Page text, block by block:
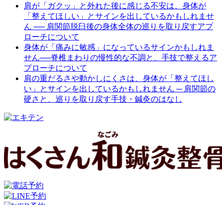
肩が「ガクッ」と外れた後に感じる不安は、身体が
「整えてほしい」とサインを出しているかもしれませ
ん ── 肩関節脱臼後の身体全体の巡りを取り戻すアプ
ローチについて
身体が「痛みに敏感」になっているサインかもしれま
せん──脊椎まわりの慢性的な不調と、手技で整えるア
プローチについて
肩の重だるさや動かしにくさは、身体が「整えてほし
い」とサインを出しているかもしれません ─ 肩関節の
硬さと、巡りを取り戻す手技・鍼灸のはなし